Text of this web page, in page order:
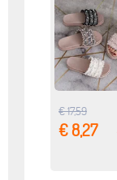
€ 17,59
€ 8,27